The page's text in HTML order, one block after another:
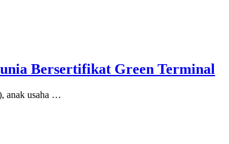
Bersertifikat Green Terminal
anak usaha …